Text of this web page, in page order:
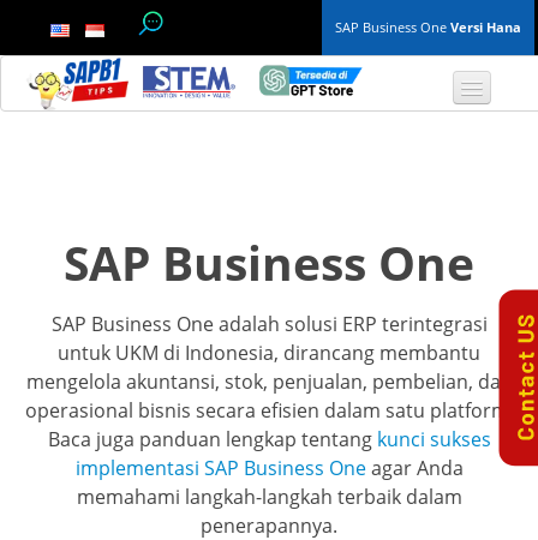
SAP Business OneVersi Hana
Finance & Accounting
Inventory & Production
Master Data
Project Management
Purchasing A/P
SAP Business One
SAP Business One adalah solusi ERP terintegrasi
untuk UKM di Indonesia, dirancang membantu
mengelola akuntansi, stok, penjualan, pembelian, dan
operasional bisnis secara efisien dalam satu platform.
Baca juga panduan lengkap tentang kunci sukses
implementasi SAP Business Oneagar Anda
memahami langkah-langkah terbaik dalam
penerapannya.